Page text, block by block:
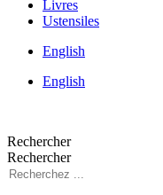
Livres
Ustensiles
English
English
Rechercher
Rechercher